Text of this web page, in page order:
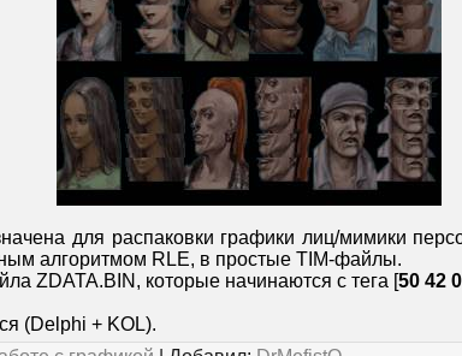
для распаковки графики лиц/мимики
алгоритмом RLE, в простые TIM-файлы.
ZDATA.BIN, которые начинаются с тега [50 42
(Delphi + KOL).